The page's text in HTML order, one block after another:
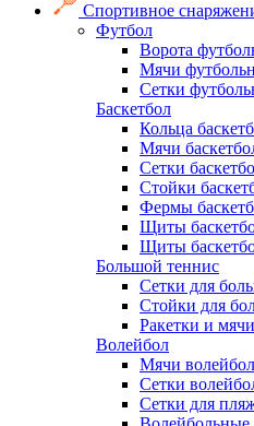
Спортивное
Футбол
Ворота
Мячи
Сетки
Баскетбол
Кольца
Мячи
Сетки
Стойки
Фермы
Щиты
Щиты
Большой теннис
Сетки для
Стойки для
Ракетки и
Волейбол
Мячи
Сетки
Сетки для